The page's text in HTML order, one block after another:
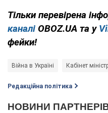
Тільки перевірена
каналі OBOZ.UA та у
фейки!
Війна в Україні Кабінет
Редакційна політика